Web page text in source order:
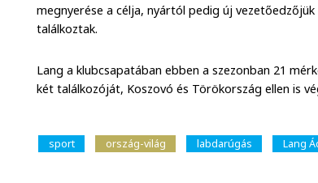
megnyerése a célja, nyártól pedig új
találkoztak.
Lang a klubcsapatában ebben a szezonban 21
két találkozóját, Koszovó és Törökország ellen is
sport ország-világ labdarúgás Lang